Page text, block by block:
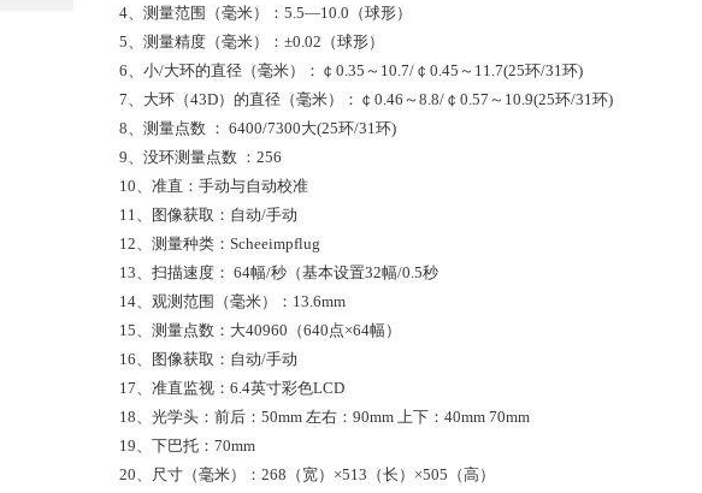
4、测量范围（毫米）：5.5—10.0（球形）
5、测量精度（毫米）：±0.02（球形）
6、小/大环的直径（毫米）：￠0.35～10.7/￠0.45～11.7(25环/31环)
7、大环（43D）的直径（毫米）：￠0.46～8.8/￠0.57～10.9(25环/31环)
8、测量点数 ： 6400/7300大(25环/31环)
9、没环测量点数 ：256
10、准直：手动与自动校准
11、图像获取：自动/手动
12、测量种类：Scheeimpflug
13、扫描速度： 64幅/秒（基本设置32幅/0.5秒
14、观测范围（毫米）：13.6mm
15、测量点数：大40960（640点×64幅）
16、图像获取：自动/手动
17、准直监视：6.4英寸彩色LCD
18、光学头：前后：50mm 左右：90mm 上下：40mm 70mm
19、下巴托：70mm
20、尺寸（毫米）：268（宽）×513（长）×505（高）